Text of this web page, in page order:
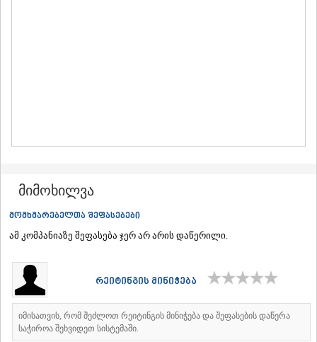
ᲐᲑᲐᲨᲐ
ᲖᲣᲒᲓᲘᲓᲘ
ᲛᲐᲠᲢᲕᲘᲚᲘ
ᲡᲔᲜᲐᲙᲘ
ᲩᲮᲝᲠᲝᲬᲧᲣ
ᲬᲐᲚᲔᲜᲯᲘᲮᲐ
ᲮᲝᲑᲘ
ᲐᲜᲐᲙᲚᲘᲐ
ᲯᲕᲐᲠᲘ
ᲡᲐᲛᲪᲮᲔ–ᲯᲐᲕᲐᲮᲔᲗᲘ
მიმოხილვა
მომხმარებელთა შეფასებები
ამ კომპანიაზე შეფასება ჯერ არ არის დაწერილი.
რეიტინგის მინიჭება
იმისათვის, რომ შეძლოთ რეიტინგის მინიჭება და შეფასების დაწერა
საჭიროა შეხვიდეთ სისტემაში.